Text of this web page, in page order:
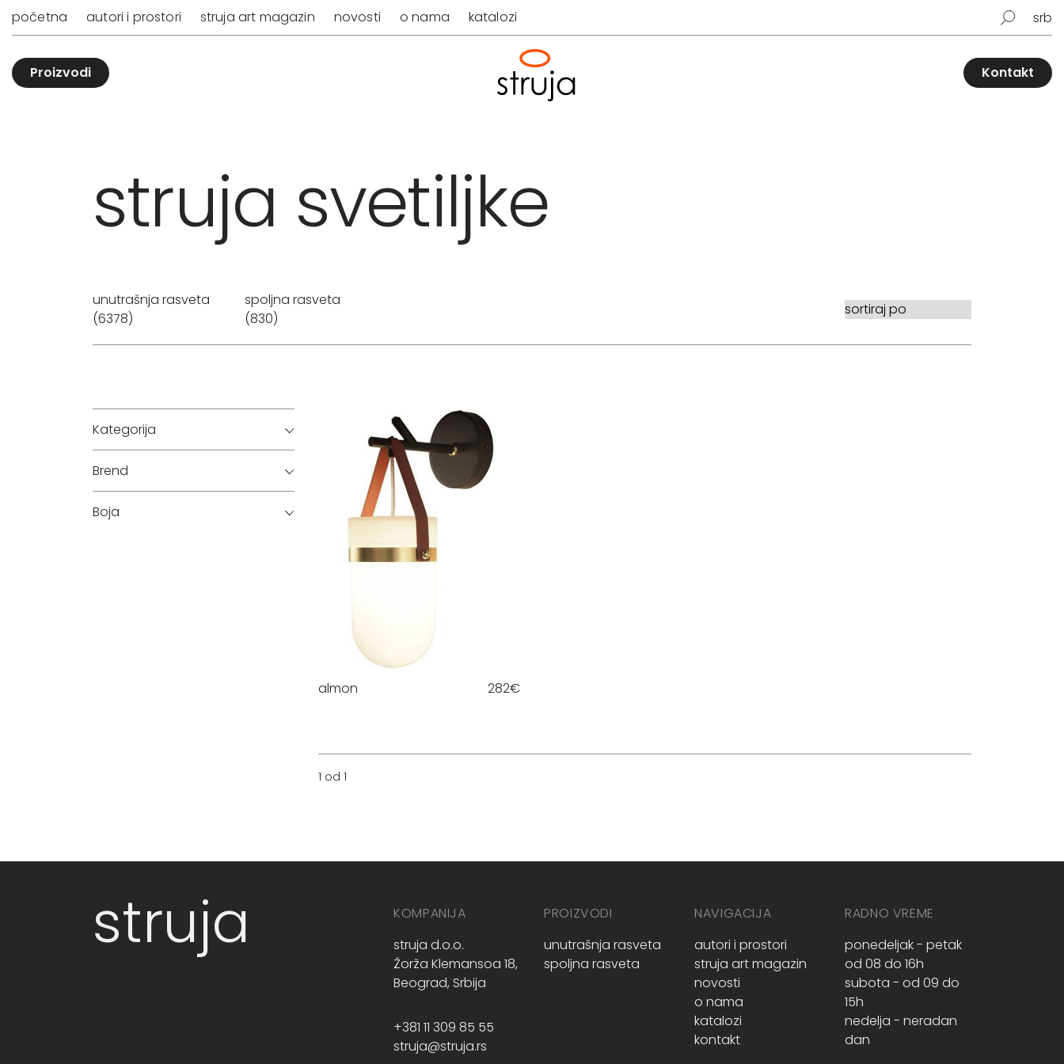
početna autori i prostori struja art magazin novosti o nama katalozi srb
Proizvodi Kontakt
struja svetiljke
unutrašnja rasveta
(6378)
spoljna rasveta
(830)
Kategorija
Brend
Boja
almon 282€
1 od 1
struja
KOMPANIJA
struja d.o.o.
Žorža Klemansoa 18,
Beograd, Srbija
+381 11 309 85 55
struja@struja.rs
PROIZVODI
unutrašnja rasveta
spoljna rasveta
NAVIGACIJA
autori i prostori
struja art magazin
novosti
o nama
katalozi
kontakt
RADNO VREME
ponedeljak - petak
od 08 do 16h
subota - od 09 do
15h
nedelja - neradan
dan